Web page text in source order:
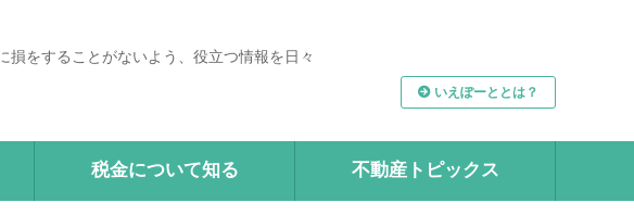
をすることがないよう、役立つ情報を日々
いえぽーととは？
税金について知る 不動産トピックス